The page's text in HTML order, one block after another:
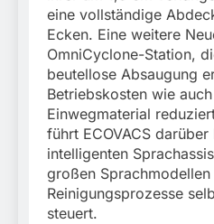
eine vollständige
Ecken. Eine weitere
OmniCyclone-Station,
beutellose Absaugung
Betriebskosten wie
Einwegmaterial
führt ECOVACS darüber
intelligenten
großen
Reinigungsprozesse
steuert.